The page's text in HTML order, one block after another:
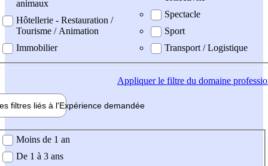
animaux
Hôtellerie - Restauration /
Tourisme / Animation
Immobilier
Spectacle
Sport
Transport / Logistique
Appliquerle filtre du domaine
filtres liés à l'Expérience demandée
demandée
Moins de 1 an
De 1 à 3 ans